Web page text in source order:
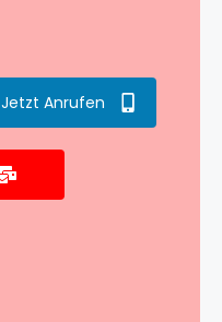
Jetzt Anrufen